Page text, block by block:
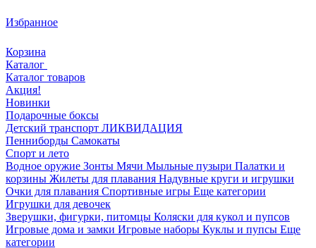
Избранное
Корзина
Каталог
Каталог товаров
Акция!
Новинки
Подарочные боксы
Детский транспорт ЛИКВИДАЦИЯ
Пенниборды Самокаты
Спорт и лето
Водное оружие Зонты Мячи Мыльные пузыри Палатки и
корзины Жилеты для плавания Надувные круги и игрушки
Очки для плавания Спортивные игры Еще категории
Игрушки для девочек
Зверушки, фигурки, питомцы Коляски для кукол и пупсов
Игровые дома и замки Игровые наборы Куклы и пупсы Еще
категории